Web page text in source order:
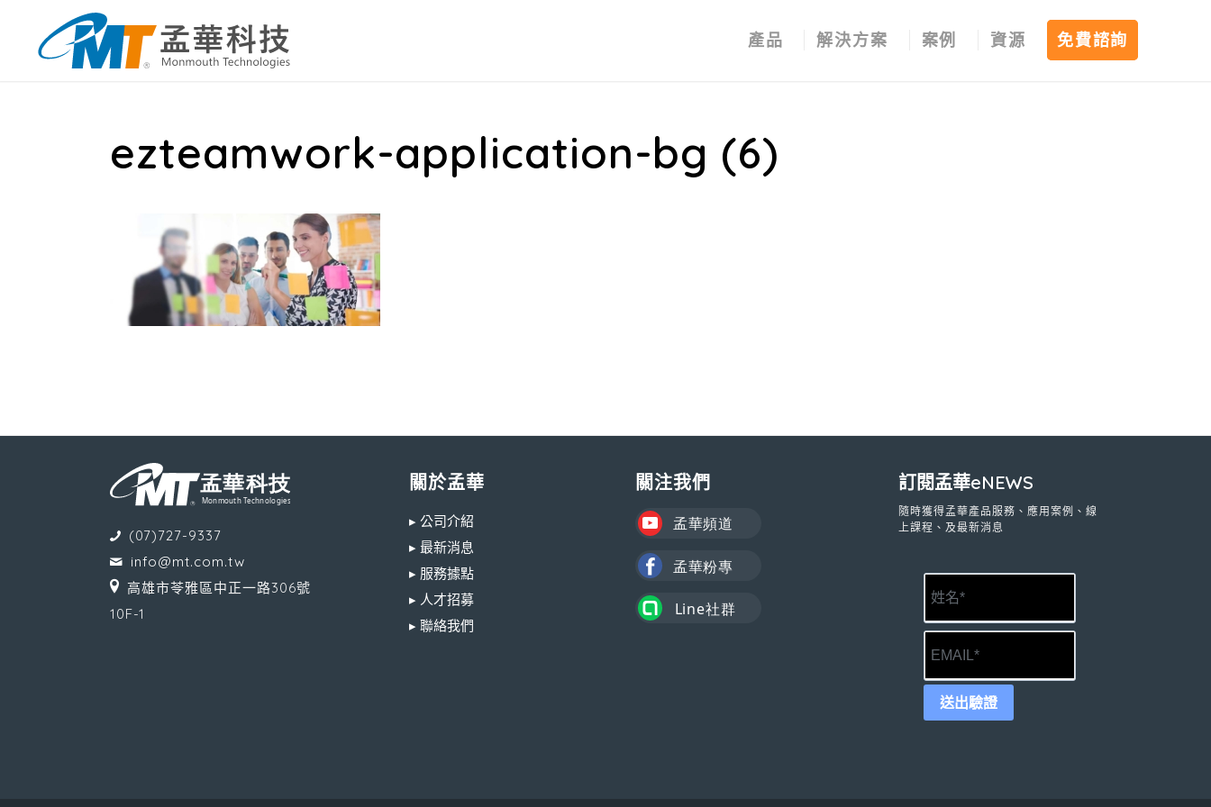
產品 解決方案 案例 資源 免費諮詢
ezteamwork-application-bg (6)
(07)727-9337
info@mt.com.tw
高雄市苓雅區中正一路306號
10F-1
關於孟華
▸ 公司介紹
▸ 最新消息
▸ 服務據點
▸ 人才招募
▸ 聯絡我們
關注我們 訂閱孟華eNEWS
隨時獲得孟華產品服務、應用案例、線
上課程、及最新消息
送出驗證